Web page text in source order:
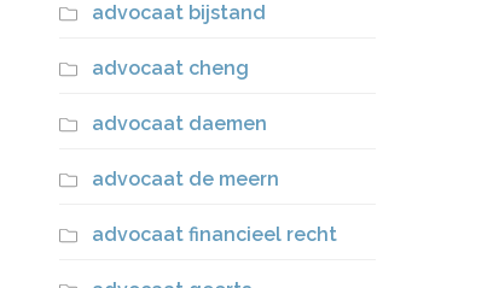
advocaat bijstand
advocaat cheng
advocaat daemen
advocaat de meern
advocaat financieel recht